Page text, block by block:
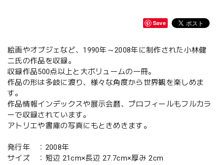
Save
絵画やオブジェなど、1990年～2008年に制作された小林健
二氏の作品を収録。
収録作品500点以上と大ボリュームの一冊。
作品の形は多岐に渡り、様々な角度から世界観を楽しめま
す。
作品情報インデックスや展示会暦、プロフィールもフルカラ
ーで収録されています。
アトリエや書庫の写真にもときめきます。
発行年 ：2008年
サイズ ：短辺 21cm×長辺 27.7cm×厚み 2cm